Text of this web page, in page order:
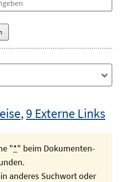
,9 Externe Links
"*" beim Dokumenten-
anderes Suchwort oder